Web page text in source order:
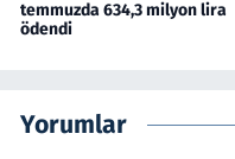
temmuzda 634,3 milyon lira
ödendi
Yorumlar